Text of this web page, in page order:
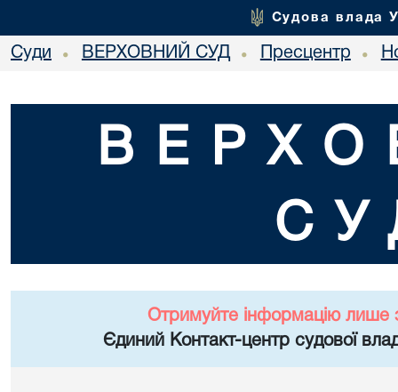
Судова влада
Суди • ВЕРХОВНИЙ СУД • Пресцентр •
Отримуйте інформацію лише
Єдиний Контакт-центр судової